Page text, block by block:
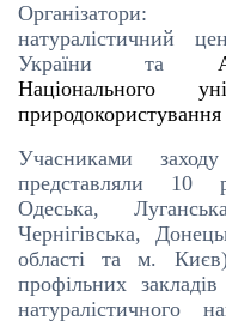
Організатори:
натуралістичний
України та
Національного
природокористування
Учасниками
представляли 10
Одеська,
Чернігівська,
області та м.
профільних
натуралістичного